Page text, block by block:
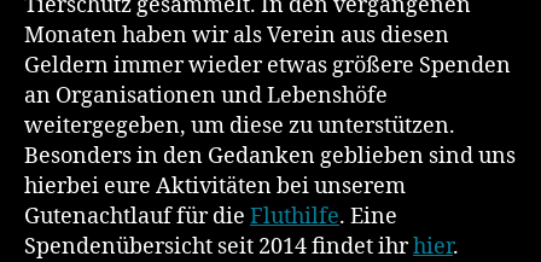
Monaten haben wir als Verein aus diesen
Geldern immer wieder etwas größere Spenden
an Organisationen und Lebenshöfe
weitergegeben, um diese zu unterstützen.
Besonders in den Gedanken geblieben sind uns
hierbei eure Aktivitäten bei unserem
Gutenachtlauf für die Fluthilfe. Eine
Spendenübersicht seit 2014 findet ihrhier.